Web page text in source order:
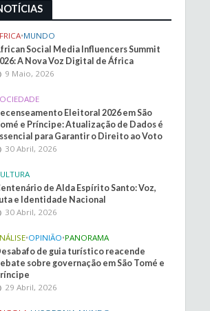
•MUNDO
Social Media Influencers Summit
A Nova Voz Digital de África
9 Maio, 2026
Eleitoral 2026 em São
e Príncipe: Atualização de Dados é
para Garantir o Direito ao Voto
30 Abril, 2026
de Alda Espírito Santo: Voz,
e Identidade Nacional
30 Abril, 2026
•OPINIÃO•PANORAMA
de guia turístico reacende
sobre governação em São Tomé e
29 Abril, 2026